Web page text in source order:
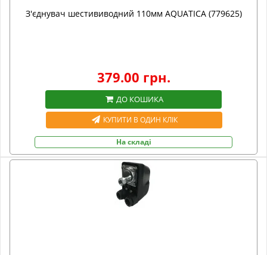
З'єднувач шестививодний 110мм AQUATICA (779625)
379.00 грн.
ДО КОШИКА
КУПИТИ В ОДИН КЛІК
На складі